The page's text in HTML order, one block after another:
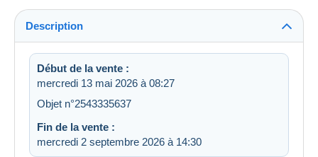
Description
Début de la vente :
mercredi 13 mai 2026 à 08:27
Objet n°2543335637
Fin de la vente :
mercredi 2 septembre 2026 à 14:30